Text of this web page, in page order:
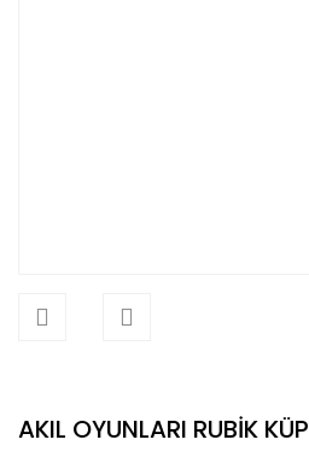
AKIL OYUNLARI RUBİK KÜP